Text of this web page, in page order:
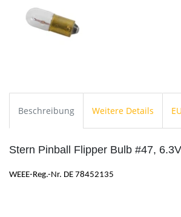
Beschreibung Weitere Details
Stern Pinball Flipper Bulb #47,
WEEE-Reg.-Nr. DE 78452135